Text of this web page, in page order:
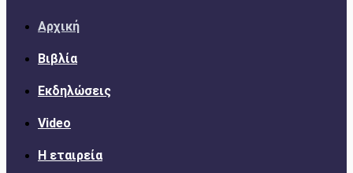
Αρχική
Βιβλία
Εκδηλώσεις
Video
Η εταιρεία